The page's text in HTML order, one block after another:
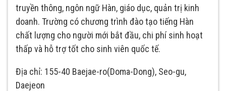
truyền thông, ngôn ngữ Hàn, giáo dục, quản trị kinh
doanh. Trường có chương trình đào tạo tiếng Hàn
chất lượng cho người mới bắt đầu, chi phí sinh hoạt
thấp và hỗ trợ tốt cho sinh viên quốc tế.
Địa chỉ: 155-40 Baejae-ro(Doma-Dong), Seo-gu,
Daejeon